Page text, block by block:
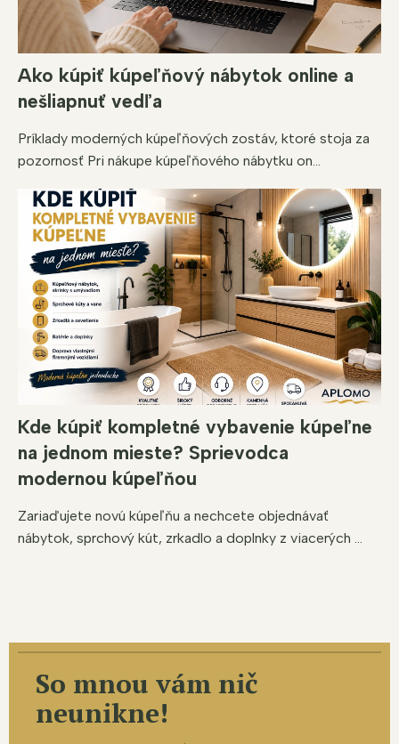
Ako kúpiť kúpeľňový nábytok online a
nešliapnuť vedľa
Príklady moderných kúpeľňových zostáv, ktoré stoja za
pozornosť Pri nákupe kúpeľňového nábytku on...
Kde kúpiť kompletné vybavenie kúpeľne
na jednom mieste? Sprievodca
modernou kúpeľňou
Zariaďujete novú kúpeľňu a nechcete objednávať
nábytok, sprchový kút, zrkadlo a doplnky z viacerých ...
So mnou vám nič
neunikne!